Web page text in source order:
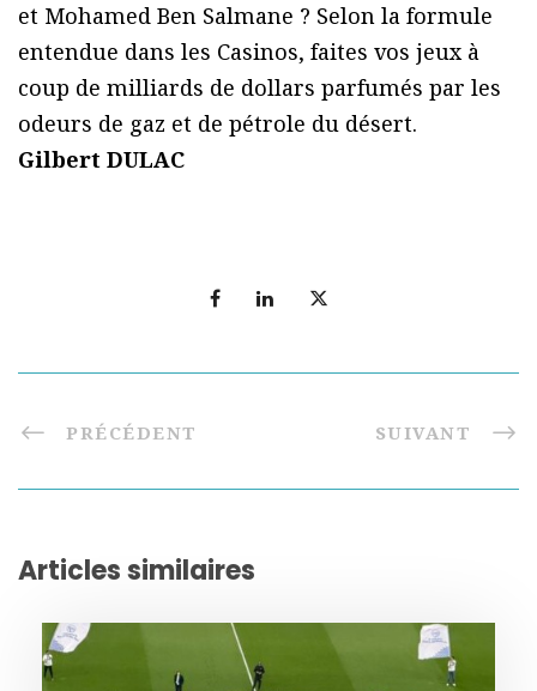
et Mohamed Ben Salmane ? Selon la formule
entendue dans les Casinos, faites vos jeux à
coup de milliards de dollars parfumés par les
odeurs de gaz et de pétrole du désert.
Gilbert DULAC
PRÉCÉDENT SUIVANT
Articles similaires